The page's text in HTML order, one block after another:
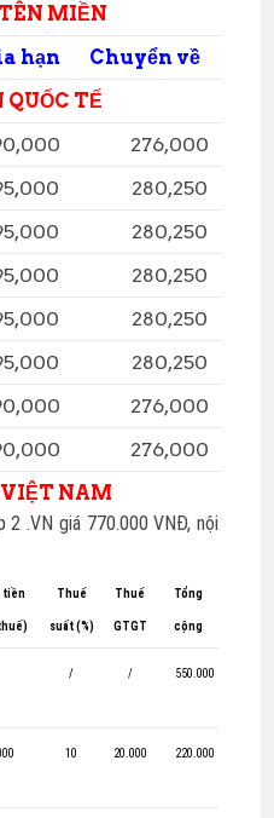
MIỀN
hạn
Chuyển về
TẾ
276,000
280,250
280,250
280,250
280,250
280,250
276,000
276,000
NAM
.VN giá 770.000 VNĐ, nội
tiền Thuế
suất (%)
Thuế
GTGT
Tổng
cộng
/ / 550.000
10 20.000 220.000